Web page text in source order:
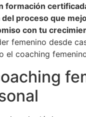
formación
proceso que
con tu
femenino desde
el coaching